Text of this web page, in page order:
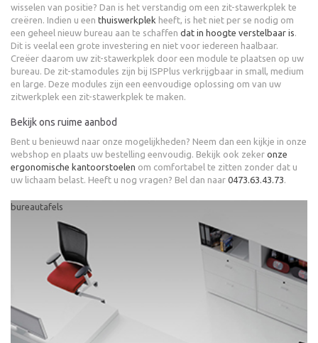
wisselen van positie? Dan is het verstandig om een zit-stawerkplek te
creëren. Indien u een thuiswerkplek heeft, is het niet per se nodig om
een geheel nieuw bureau aan te schaffen dat in hoogte verstelbaar is
Dit is veelal een grote investering en niet voor iedereen haalbaar.
Creëer daarom uw zit-stawerkplek door een module te plaatsen op uw
bureau. De zit-stamodules zijn bij ISPPlus verkrijgbaar in small, medium
en large. Deze modules zijn een eenvoudige oplossing om van uw
zitwerkplek een zit-stawerkplek te maken.
Bekijk ons ruime aanbod
Bent u benieuwd naar onze mogelijkheden? Neem dan een kijkje in onze
webshop en plaats uw bestelling eenvoudig. Bekijk ook zeker onze
ergonomische kantoorstoelen om comfortabel te zitten zonder dat u
uw lichaam belast. Heeft u nog vragen? Bel dan naar 0473.63.43.73
bureautafels